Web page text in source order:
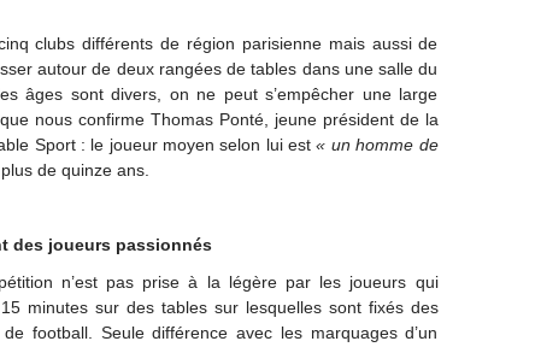
clubs différents de région parisienne mais aussi de
autour de deux rangées de tables dans une salle du
âges sont divers, on ne peut s’empêcher une large
nous confirme Thomas Ponté, jeune président de la
Sport : le joueur moyen selon lui est« un homme de
de quinze ans.
des joueurs passionnés
n’est pas prise à la légère par les joueurs qui
minutes sur des tables sur lesquelles sont fixés des
football. Seule différence avec les marquages d’un